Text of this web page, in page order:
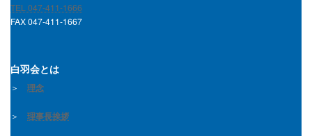
TEL 047-411-1666
FAX 047-411-1667
白羽会とは
＞ 理念
＞ 理事長挨拶